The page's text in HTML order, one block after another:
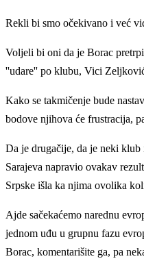
Rekli bi smo očekivano i već
Voljeli bi oni da je Borac
''udare'' po klubu, Vici
Kako se takmičenje bude
bodove njihova će frustracija,
Da je drugačije, da je neki klub
Sarajeva napravio ovakav
Srpske išla ka njima ovolika
Ajde sačekaćemo narednu
jednom uđu u grupnu fazu
Borac, komentarišite ga, pa